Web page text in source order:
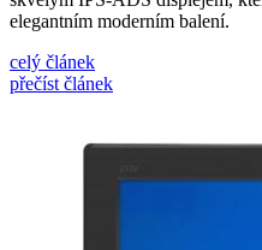
elegantním moderním balení.
celý článek
přečíst článek